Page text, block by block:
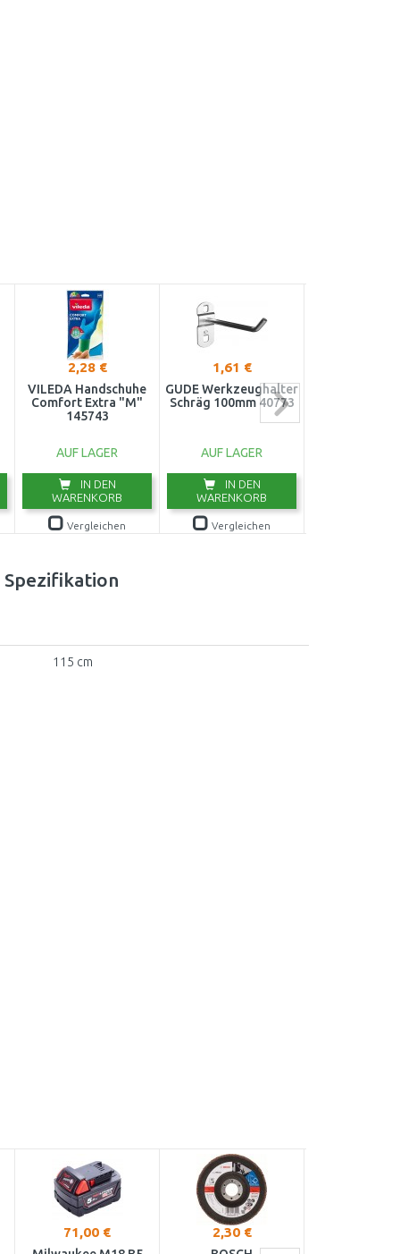
2,28 €
VILEDA Handschuhe
Comfort Extra "M"
145743
AUF LAGER
IN DEN
WARENKORB
Vergleichen
1,61 €
GÜDE Werkzeughalter
Schräg 100mm 40773
AUF LAGER
IN DEN
WARENKORB
Vergleichen
Spezifikation
115 cm
71,00 € 2,30 €